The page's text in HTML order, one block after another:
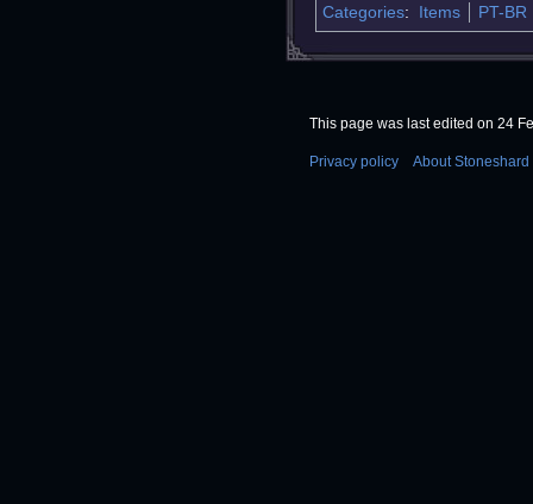
Categories: Items PT-BR
This page was last edited on 24
Privacy policy About Stoneshard